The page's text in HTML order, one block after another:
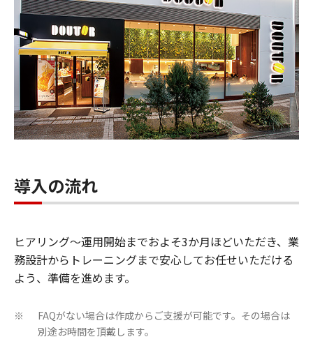
導入の流れ
ヒアリング～運用開始までおよそ3か月ほどいただき、業
務設計からトレーニングまで安心してお任せいただける
よう、準備を進めます。
※
FAQがない場合は作成からご支援が可能です。その場合は
別途お時間を頂戴します。